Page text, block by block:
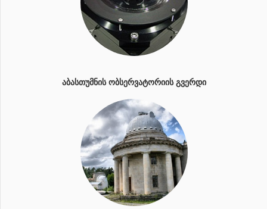
ᲐᲑᲐᲡᲗᲣᲛᲜᲘᲡ ᲝᲑᲡᲔᲠᲕᲐᲢᲝᲠᲘᲘᲡ ᲒᲕᲔᲠᲓᲘ